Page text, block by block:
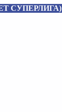
СУПЕРЛИГА)